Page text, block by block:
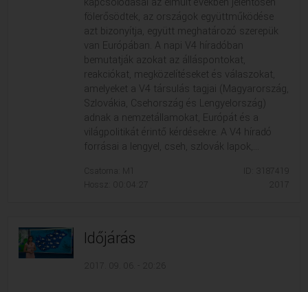
VALLÁS
VALLÁS
fölerősödtek, az országok együttműködése
azt bizonyítja, együtt meghatározó szerepük
van Európában. A napi V4 híradóban
bemutatják azokat az álláspontokat,
reakciókat, megközelítéseket és válaszokat,
amelyeket a V4 társulás tagjai (Magyarország,
Szlovákia, Csehország és Lengyelország)
adnak a nemzetállamokat, Európát és a
világpolitikát érintő kérdésekre. A V4 híradó
forrásai a lengyel, cseh, szlovák lapok,...
Csatorna: M1
Hossz: 00:04:27
ID: 3187419
2017
Időjárás
2017. 09. 06. - 20:26